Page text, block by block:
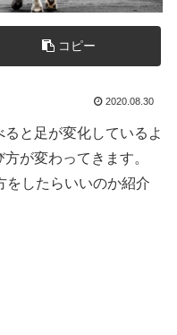
コピー
2020.08.30
と足が変化しているよ
が変わってきます。
をしたらいいのか紹介